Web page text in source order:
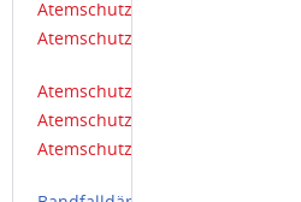
Atemschutz
Atemschutzfilter
Atemschutzgerät
Atemschutzmaske
Atemschutzmasken